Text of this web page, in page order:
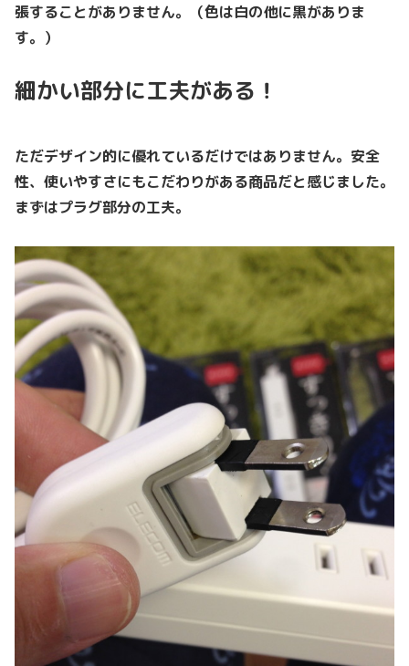
張することがありません。（色は白の他に黒がありま
す。）
細かい部分に工夫がある！
ただデザイン的に優れているだけではありません。安全
性、使いやすさにもこだわりがある商品だと感じました。
まずはプラグ部分の工夫。